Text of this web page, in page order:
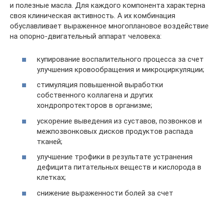
и полезные масла. Для каждого компонента характерна
своя клиническая активность. А их комбинация
обуславливает выраженное многоплановое воздействие
на опорно-двигательный аппарат человека:
купирование воспалительного процесса за счет
улучшения кровообращения и микроциркуляции;
стимуляция повышенной выработки
собственного коллагена и других
хондропротекторов в организме;
ускорение выведения из суставов, позвонков и
межпозвонковых дисков продуктов распада
тканей;
улучшение трофики в результате устранения
дефицита питательных веществ и кислорода в
клетках;
снижение выраженности болей за счет